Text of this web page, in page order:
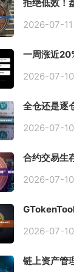
拒绝低效！
具
2026-07-11
一周涨近
Chain一夜盘
2026-07-10
全仓还是逐
2026-07-10
合约交易生
2026-07-10
程全解析
2026-07-10
链上资产管